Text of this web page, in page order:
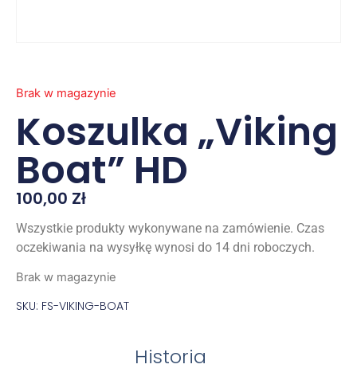
Brak w magazynie
Koszulka „Viking
Boat” HD
100,00 Zł
Wszystkie produkty wykonywane na zamówienie. Czas
oczekiwania na wysyłkę wynosi do 14 dni roboczych.
Brak w magazynie
SKU: FS-VIKING-BOAT
Historia